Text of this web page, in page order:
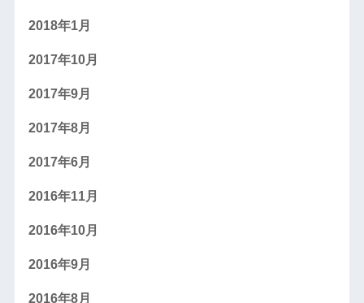
2018年1月
2017年10月
2017年9月
2017年8月
2017年6月
2016年11月
2016年10月
2016年9月
2016年8月